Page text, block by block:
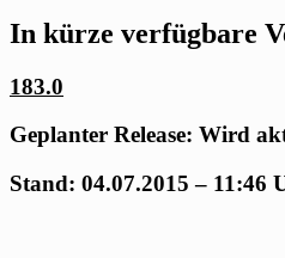
In kürze verfügbare
183.0
Geplanter Release: Wird
Stand: 04.07.2015 – 11:46